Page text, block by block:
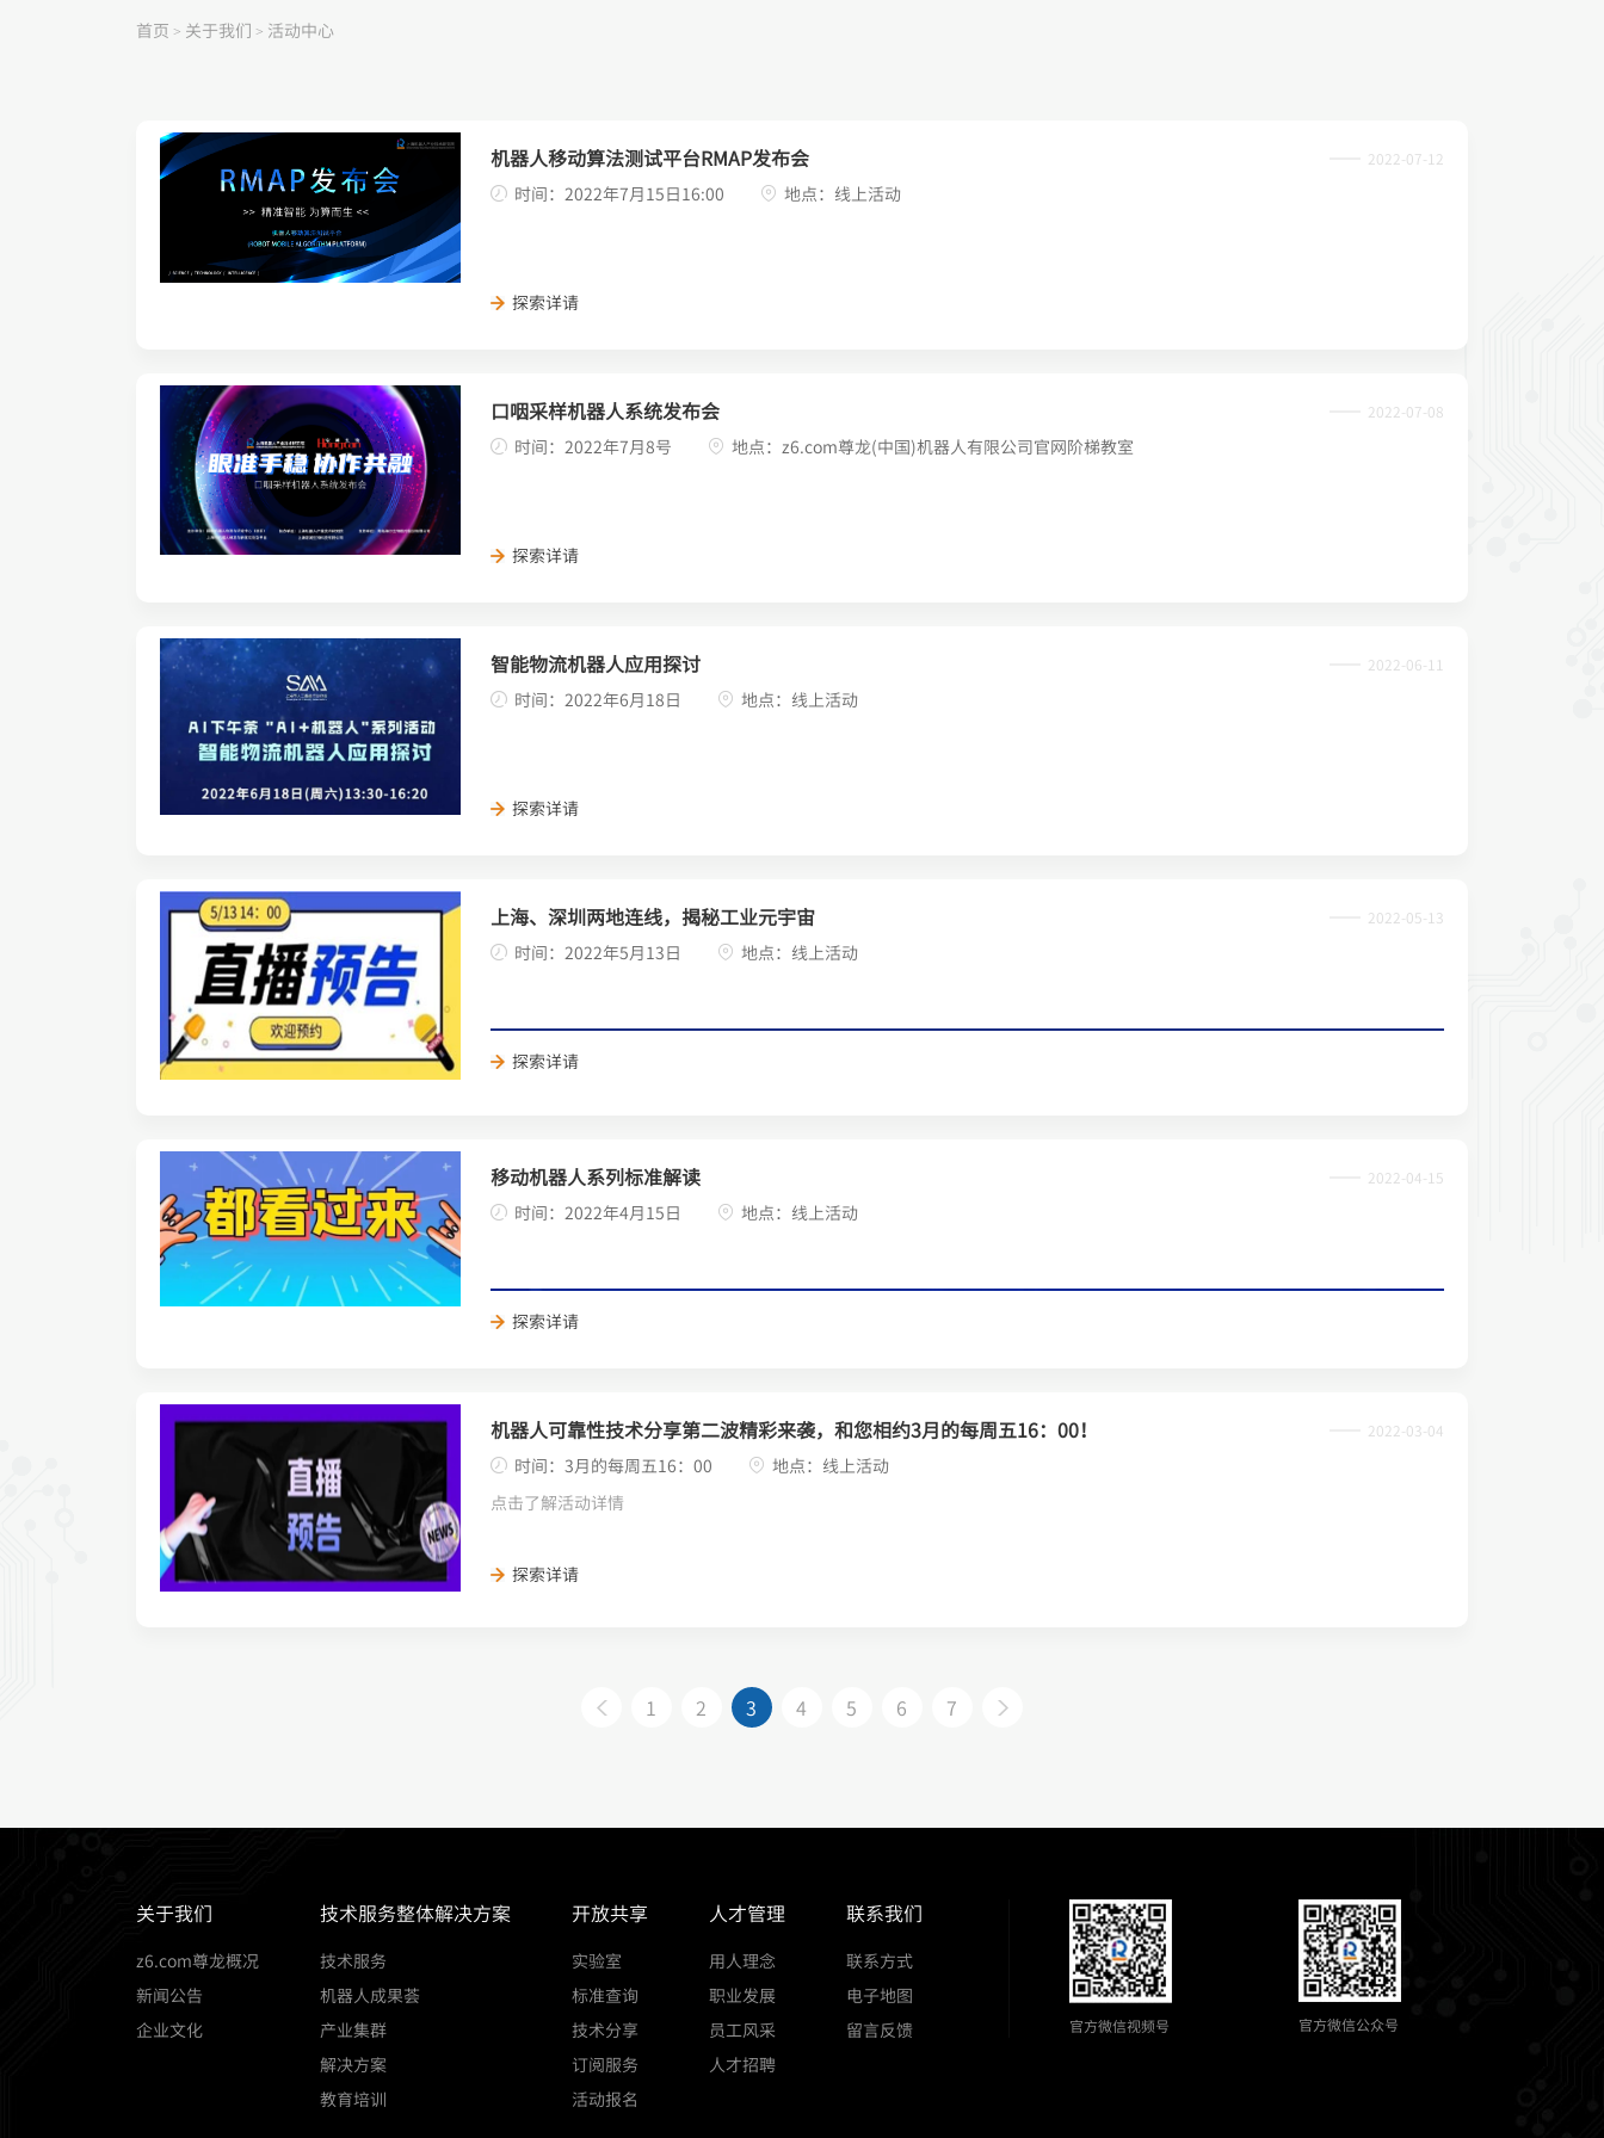
首页 > 关于我们 > 活动中心
机器人移动算法测试平台RMAP发布会 2022-07-12
时间：2022年7月15日16:00 地点：线上活动
探索详请
口咽采样机器人系统发布会 2022-07-08
时间：2022年7月8号 地点：z6.com尊龙(中国)机器人有限公司官网阶梯教室
探索详请
智能物流机器人应用探讨 2022-06-11
时间：2022年6月18日 地点：线上活动
探索详请
上海、深圳两地连线，揭秘工业元宇宙 2022-05-13
时间：2022年5月13日 地点：线上活动
探索详请
移动机器人系列标准解读 2022-04-15
时间：2022年4月15日 地点：线上活动
探索详请
机器人可靠性技术分享第二波精彩来袭，和您相约3月的每周五16：00！ 2022-03-04
时间：3月的每周五16：00
地点：线上活动
点击了解活动详情
探索详请
1 2 3 4 5 6 7
关于我们
z6.com尊龙概况
新闻公告
企业文化
技术服务整体解决方案
技术服务
机器人成果荟
产业集群
解决方案
教育培训
开放共享
实验室
标准查询
技术分享
订阅服务
活动报名
人才管理
用人理念
职业发展
员工风采
人才招聘
联系我们
联系方式
电子地图
留言反馈
官方微信视频号 官方微信公众号